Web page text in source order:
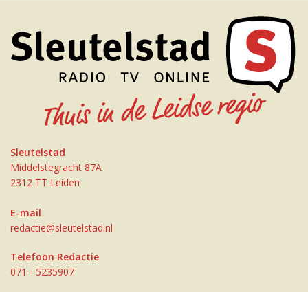
Sleutelstad
Middelstegracht 87A
2312 TT Leiden
E-mail
redactie@sleutelstad.nl
Telefoon Redactie
071 - 5235907